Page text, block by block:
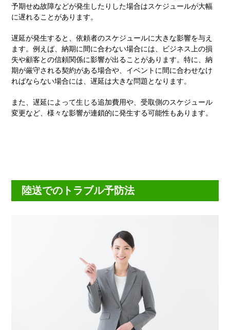
予期せぬ故障などが発生したりした場合はスケジュールが大幅
に遅れることがあります。
遅延が発生すると、依頼者のスケジュールに大きな影響を与え
ます。例えば、納期に間に合わない場合には、ビジネス上の損
失や顧客との信頼関係に影響が出ることがあります。特に、納
期が厳守される契約がある場合や、イベントに間に合わせなけ
ればならない場合には、遅延は大きな問題となります。
また、遅延によって生じる追加費用や、受取側のスケジュール
変更など、様々な影響が連鎖的に発生する可能性もあります。
陸送でのトラブル予防法